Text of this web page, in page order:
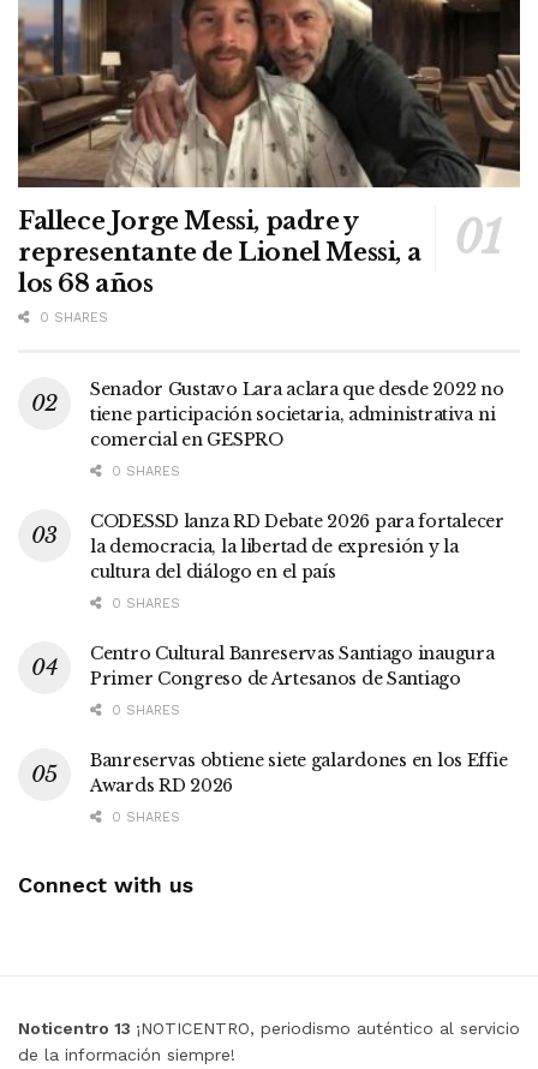
Fallece Jorge Messi, padre y
representante de Lionel Messi, a
los 68 años
0 SHARES
Senador Gustavo Lara aclara que desde 2022 no
tiene participación societaria, administrativa ni
comercial en GESPRO
0 SHARES
CODESSD lanza RD Debate 2026 para fortalecer
la democracia, la libertad de expresión y la
cultura del diálogo en el país
0 SHARES
Centro Cultural Banreservas Santiago inaugura
Primer Congreso de Artesanos de Santiago
0 SHARES
Banreservas obtiene siete galardones en los Effie
Awards RD 2026
0 SHARES
Connect with us
Noticentro 13 ¡NOTICENTRO, periodismo auténtico al servicio
de la información siempre!